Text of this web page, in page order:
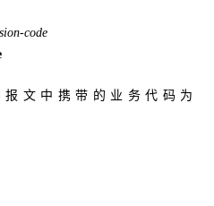
code
报文中携带的业务代码为